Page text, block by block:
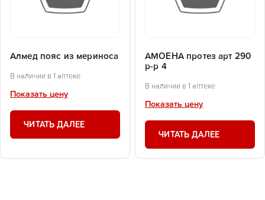
Алмед пояс из мериноса
В наличии в 1 аптеке
Показать цену
ЧИТАТЬ ДАЛЕЕ
АМОЕНА протез арт 290
р-р 4
В наличии в 1 аптеке
Показать цену
ЧИТАТЬ ДАЛЕЕ